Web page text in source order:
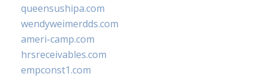
queensushipa.com
wendyweimerdds.com
ameri-camp.com
hrsreceivables.com
empconst1.com